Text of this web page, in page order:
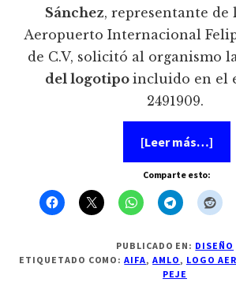
Sánchez, representante de
Aeropuerto Internacional
de C.V, solicitó al organismo
del logotipo incluido en el
2491909.
[Leer más…]
Dan
al
del
del
AIFA
Comparte esto:
PUBLICADO EN: DISEÑO
ETIQUETADO COMO:AIFA,AMLO, LOGO
PEJE